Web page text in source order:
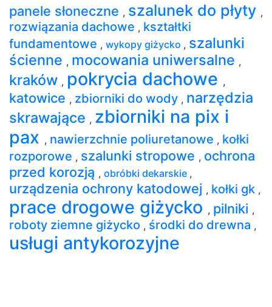
panele słoneczne , szalunek do płyty ,
rozwiązania dachowe , kształtki
fundamentowe , wykopy giżycko , szalunki
ścienne , mocowania uniwersalne ,
kraków , pokrycia dachowe ,
katowice , zbiorniki do wody , narzędzia
skrawające , zbiorniki na pix i
pax , nawierzchnie poliuretanowe , kołki
rozporowe , szalunki stropowe , ochrona
przed korozją , obróbki dekarskie ,
urządzenia ochrony katodowej , kołki gk ,
prace drogowe giżycko , pilniki ,
roboty ziemne giżycko , środki do drewna ,
usługi antykorozyjne